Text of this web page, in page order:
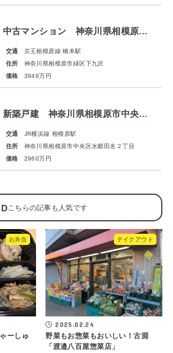
中古マンション 神奈川県相模原市緑区下九沢
交通
京王相模原線 橋本駅
住所
神奈川県相模原市緑区下九沢
価格
3949万円
新築戸建 神奈川県相模原市中央区水郷田名２丁目
交通
JR横浜線 相模原駅
住所
神奈川県相模原市中央区水郷田名２丁目
価格
2960万円
お弁当
ーしゅ
テイクアウト
2025.02.24
野菜もお惣菜もおいしい！古淵
「渡邉八百屋惣菜店」